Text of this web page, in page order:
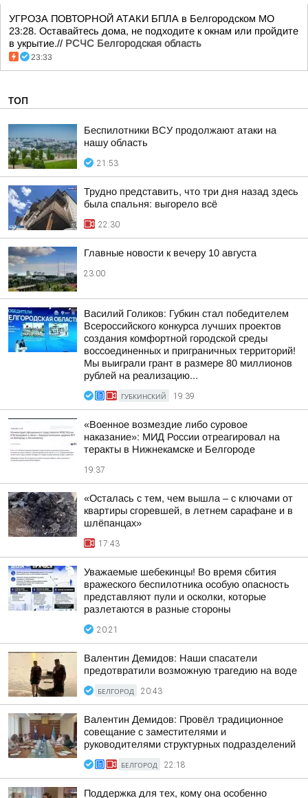
УГРОЗА ПОВТОРНОЙ АТАКИ БПЛА в Белгородском МО
23:28. Оставайтесь дома, не подходите к окнам или пройдите
в укрытие.// РСЧС Белгородская область
23:33
ТОП
Беспилотники ВСУ продолжают атаки на
нашу область
21:53
Трудно представить, что три дня назад здесь
была спальня: выгорело всё
22:30
Главные новости к вечеру 10 августа
23:00
Василий Голиков: Губкин стал победителем
Всероссийского конкурса лучших проектов
создания комфортной городской среды
воссоединенных и приграничных территорий!
Мы выиграли грант в размере 80 миллионов
рублей на реализацию...
ГУБКИНСКИЙ 19:39
«Военное возмездие либо суровое
наказание»: МИД России отреагировал на
теракты в Нижнекамске и Белгороде
19:37
«Осталась с тем, чем вышла – с ключами от
квартиры сгоревшей, в летнем сарафане и в
шлёпанцах»
17:43
Уважаемые шебекинцы! Во время сбития
вражеского беспилотника особую опасность
представляют пули и осколки, которые
разлетаются в разные стороны
20:21
Валентин Демидов: Наши спасатели
предотвратили возможную трагедию на воде
БЕЛГОРОД 20:43
Валентин Демидов: Провёл традиционное
совещание с заместителями и
руководителями структурных подразделений
БЕЛГОРОД 22:18
Поддержка для тех, кому она особенно